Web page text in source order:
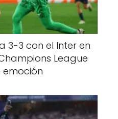
3-3 con el Inter en
League
emoción